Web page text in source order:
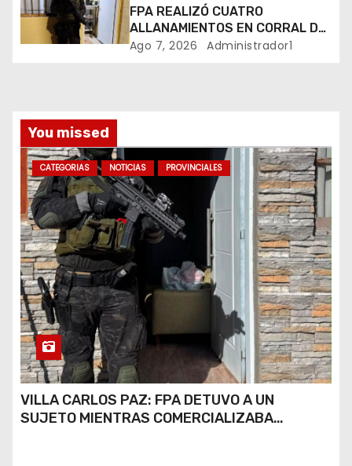
t
r
d
a
s
FPA REALIZÓ CUATRO
ALLANAMIENTOS EN CORRAL DE
BUSTOS-IFFLINGER
Ago 7, 2026 Administrador1
You missed
CATEGORIAS NOTICIAS PROVINCIALES
VILLA CARLOS PAZ: FPA DETUVO A UN
SUJETO MIENTRAS COMERCIALIZABA